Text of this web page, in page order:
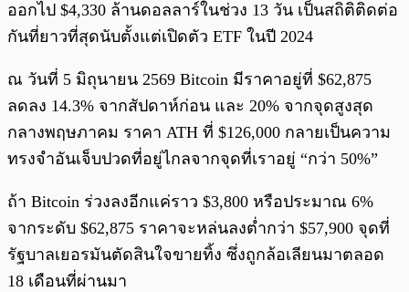
ออกไป $4,330 ล้านดอลลาร์ในช่วง 13 วัน เป็นสถิติติดต่อ
กันที่ยาวที่สุดนับตั้งแต่เปิดตัว ETF ในปี 2024
ณ วันที่ 5 มิถุนายน 2569 Bitcoin มีราคาอยู่ที่ $62,875
ลดลง 14.3% จากสัปดาห์ก่อน และ 20% จากจุดสูงสุด
กลางพฤษภาคม ราคา ATH ที่ $126,000 กลายเป็นความ
ทรงจำอันเจ็บปวดที่อยู่ไกลจากจุดที่เราอยู่ “กว่า 50%”
ถ้า Bitcoin ร่วงลงอีกแค่ราว $3,800 หรือประมาณ 6%
จากระดับ $62,875 ราคาจะหล่นลงต่ำกว่า $57,900 จุดที่
รัฐบาลเยอรมันตัดสินใจขายทิ้ง ซึ่งถูกล้อเลียนมาตลอด
18 เดือนที่ผ่านมา